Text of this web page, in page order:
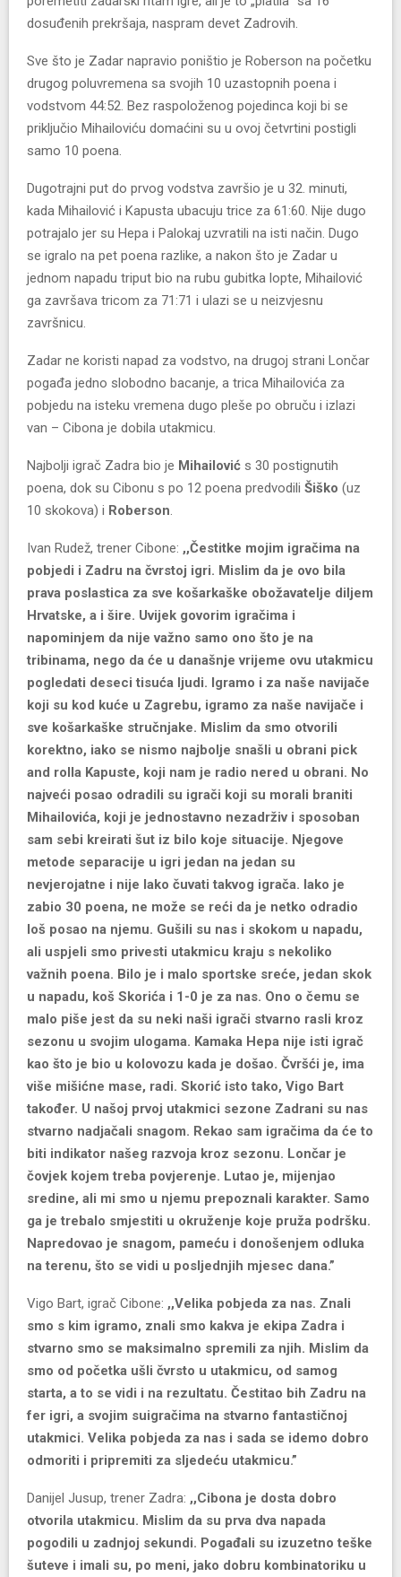
dosuđenih prekršaja, naspram devet Zadrovih.
Sve što je Zadar napravio poništio je Roberson na početku
drugog poluvremena sa svojih 10 uzastopnih poena i
vodstvom 44:52. Bez raspoloženog pojedinca koji bi se
priključio Mihailoviću domaćini su u ovoj četvrtini postigli
samo 10 poena.
Dugotrajni put do prvog vodstva završio je u 32. minuti,
kada Mihailović i Kapusta ubacuju trice za 61:60. Nije dugo
potrajalo jer su Hepa i Palokaj uzvratili na isti način. Dugo
se igralo na pet poena razlike, a nakon što je Zadar u
jednom napadu triput bio na rubu gubitka lopte, Mihailović
ga završava tricom za 71:71 i ulazi se u neizvjesnu
završnicu.
Zadar ne koristi napad za vodstvo, na drugoj strani Lončar
pogađa jedno slobodno bacanje, a trica Mihailovića za
pobjedu na isteku vremena dugo pleše po obruču i izlazi
van – Cibona je dobila utakmicu.
Najbolji igrač Zadra bio je Mihailović s 30 postignutih
poena, dok su Cibonu s po 12 poena predvodili Šiško (uz
10 skokova) i Roberson.
Ivan Rudež, trener Cibone: ,,Čestitke mojim igračima na
pobjedi i Zadru na čvrstoj igri. Mislim da je ovo bila
prava poslastica za sve košarkaške obožavatelje diljem
Hrvatske, a i šire. Uvijek govorim igračima i
napominjem da nije važno samo ono što je na
tribinama, nego da će u današnje vrijeme ovu utakmicu
pogledati deseci tisuća ljudi. Igramo i za naše navijače
koji su kod kuće u Zagrebu, igramo za naše navijače i
sve košarkaške stručnjake. Mislim da smo otvorili
korektno, iako se nismo najbolje snašli u obrani pick
and rolla Kapuste, koji nam je radio nered u obrani. No
najveći posao odradili su igrači koji su morali braniti
Mihailovića, koji je jednostavno nezadrživ i sposoban
sam sebi kreirati šut iz bilo koje situacije. Njegove
metode separacije u igri jedan na jedan su
nevjerojatne i nije lako čuvati takvog igrača. Iako je
zabio 30 poena, ne može se reći da je netko odradio
loš posao na njemu. Gušili su nas i skokom u napadu,
ali uspjeli smo privesti utakmicu kraju s nekoliko
važnih poena. Bilo je i malo sportske sreće, jedan skok
u napadu, koš Skorića i 1-0 je za nas. Ono o čemu se
malo piše jest da su neki naši igrači stvarno rasli kroz
sezonu u svojim ulogama. Kamaka Hepa nije isti igrač
kao što je bio u kolovozu kada je došao. Čvršći je, ima
više mišićne mase, radi. Skorić isto tako, Vigo Bart
također. U našoj prvoj utakmici sezone Zadrani su nas
stvarno nadjačali snagom. Rekao sam igračima da će to
biti indikator našeg razvoja kroz sezonu. Lončar je
čovjek kojem treba povjerenje. Lutao je, mijenjao
sredine, ali mi smo u njemu prepoznali karakter. Samo
ga je trebalo smjestiti u okruženje koje pruža podršku.
Napredovao je snagom, pameću i donošenjem odluka
na terenu, što se vidi u posljednjih mjesec dana.”
Vigo Bart, igrač Cibone: ,,Velika pobjeda za nas. Znali
smo s kim igramo, znali smo kakva je ekipa Zadra i
stvarno smo se maksimalno spremili za njih. Mislim da
smo od početka ušli čvrsto u utakmicu, od samog
starta, a to se vidi i na rezultatu. Čestitao bih Zadru na
fer igri, a svojim suigračima na stvarno fantastičnoj
utakmici. Velika pobjeda za nas i sada se idemo dobro
odmoriti i pripremiti za sljedeću utakmicu.”
Danijel Jusup, trener Zadra: ,,Cibona je dosta dobro
otvorila utakmicu. Mislim da su prva dva napada
pogodili u zadnjoj sekundi. Pogađali su izuzetno teške
šuteve i imali su, po meni, jako dobru kombinatoriku u